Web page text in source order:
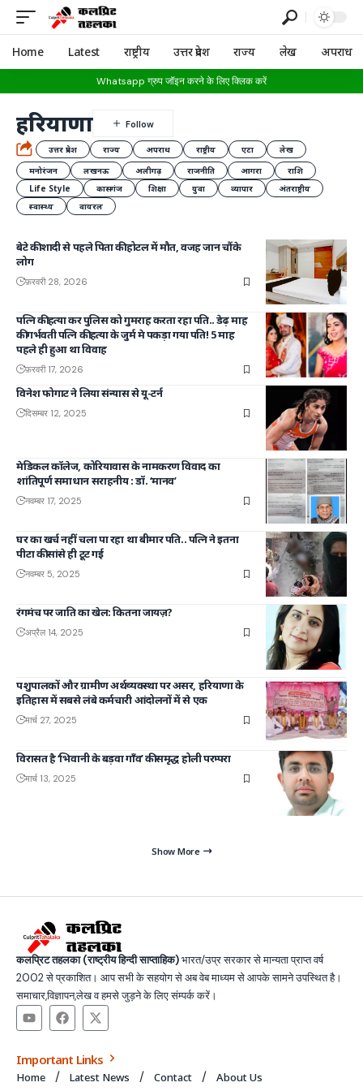
Home Latest राष्ट्रीय उत्तर प्रदेश राज्य लेख अपराध
Whatsapp ग्रुप जॉइन करने के लिए क्लिक करें
हरियाणा
उत्तर प्रदेश राज्य अपराध राष्ट्रीय एटा
लेख
मनोरंजन
लखनऊ अलीगढ़ राजनीति आगरा
राशि
Life Style
कासगंज शिक्षा युवा व्यापार
अंतराष्ट्रीय
स्वास्थ्य
वायरल
बेटे की शादी से पहले पिता की होटल में मौत, वजह जान चौंके
लोग
फ़रवरी 28, 2026
पत्नि की हत्या कर पुलिस को गुमराह करता रहा पति.. डेढ़ माह
की गर्भवती पत्नि की हत्या के जुर्म मे पकड़ा गया पति! 5 माह
पहले ही हुआ था विवाह
फ़रवरी 17, 2026
विनेश फोगाट ने लिया संन्यास से यू-टर्न
दिसम्बर 12, 2025
मेडिकल कॉलेज, कोरियावास के नामकरण विवाद का
शांतिपूर्ण समाधान सराहनीय : डॉ. ‘मानव’
नवम्बर 17, 2025
घर का खर्च नहीं चला पा रहा था बीमार पति.. पत्नि ने इतना
पीटा की सांसे ही टूट गई
नवम्बर 5, 2025
रंगमंच पर जाति का खेल: कितना जायज़?
अप्रैल 14, 2025
पशुपालकों और ग्रामीण अर्थव्यवस्था पर असर, हरियाणा के
इतिहास में सबसे लंबे कर्मचारी आंदोलनों में से एक
मार्च 27, 2025
विरासत है ‘भिवानी के बड़वा गाँव’ की समृद्ध होली परम्परा
मार्च 13, 2025
Show More
कलप्रिट तहलका (राष्ट्रीय हिन्दी साप्ताहिक)भारत/उप्र सरकार से मान्यता प्राप्त वर्ष
2002 से प्रकाशित। आप सभी के सहयोग से अब वेब माध्यम से आपके सामने उपस्थित है।
समाचार,विज्ञापन,लेख व हमसे जुड़ने के लिए संम्पर्क करें।
Important Links
Home Latest News Contact About Us